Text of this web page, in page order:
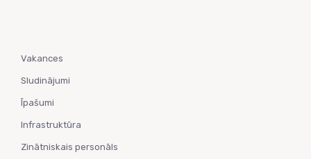
Vakances
Sludinājumi
Īpašumi
Infrastruktūra
Zinātniskais personāls